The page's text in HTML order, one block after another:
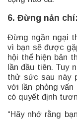
6. Đừng nản chí:
Đừng ngần ngại
vì bạn sẽ được
hội thể hiện bản
lần đầu tiên. Tuy
thử sức sau này
với lần phỏng
có quyết định
“Hãy nhớ rằng